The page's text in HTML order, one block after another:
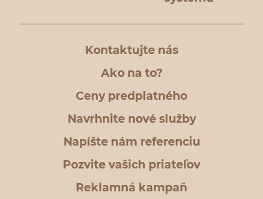
Kontaktujte nás
Ako na to?
Ceny predplatného
Navrhnite nové služby
Napíšte nám referenciu
Pozvite vašich priateľov
Reklamná kampaň